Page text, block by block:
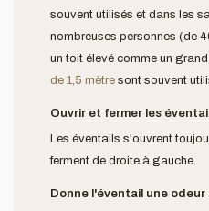
souvent utilisés et dans les
nombreuses personnes (de
un toit élevé comme un
de 1,5 mètre sont souvent
Ouvrir et fermer les
Les éventails s'ouvrent
ferment de droite à gauche.
Donne l'éventail une odeur